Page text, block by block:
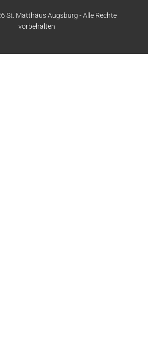
St. Matthäus Augsburg - Alle Rechte
vorbehalten